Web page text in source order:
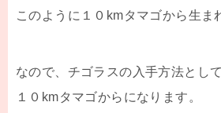
このように１０kmタマゴから生ま
なので、チゴラスの入手方法として
１０kmタマゴからになります。